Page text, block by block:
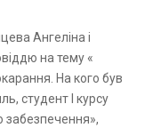
Ангеліна і
на тему «
На кого був
студент І курсу
забезпечення»,